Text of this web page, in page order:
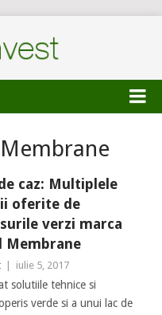
caz: Multiplele
oferite de
verzi marca
Membrane
iulie 5, 2017
solutiile tehnice si
verde si a unui lac de